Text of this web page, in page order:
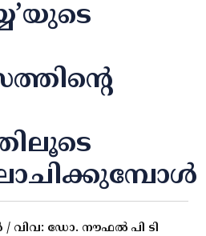
വിവ: ഡോ. നൗഫല്‍ പി ടി